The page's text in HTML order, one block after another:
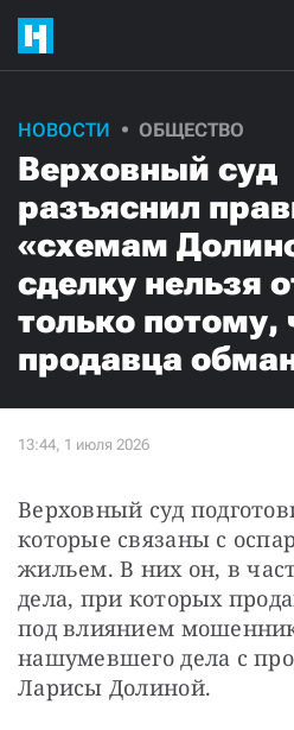
НОВОСТИ ОБЩЕСТВО
Верховный суд
разъяснил
«схемам
cделку нельзя
только потому,
продавца
Верховный суд
которые связаны с
жильем. В них он, в
дела, при которых
под влиянием
нашумевшего дела с
Ларисы Долиной.